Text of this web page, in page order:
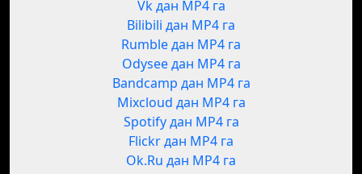
Vk дан MP4 га
Bilibili дан MP4 га
Rumble дан MP4 га
Odysee дан MP4 га
Bandcamp дан MP4 га
Mixcloud дан MP4 га
Spotify дан MP4 га
Flickr дан MP4 га
Ok.Ru дан MP4 га